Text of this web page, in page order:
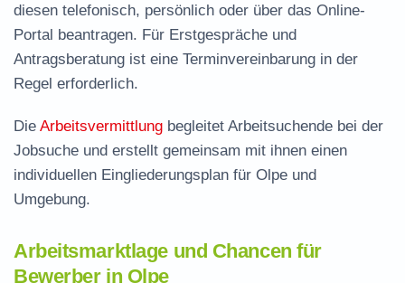
diesen telefonisch, persönlich oder über das Online-
Portal beantragen. Für Erstgespräche und
Antragsberatung ist eine Terminvereinbarung in der
Regel erforderlich.
Die Arbeitsvermittlung begleitet Arbeitsuchende bei der
Jobsuche und erstellt gemeinsam mit ihnen einen
individuellen Eingliederungsplan für Olpe und
Umgebung.
Arbeitsmarktlage und Chancen für
Bewerber in Olpe